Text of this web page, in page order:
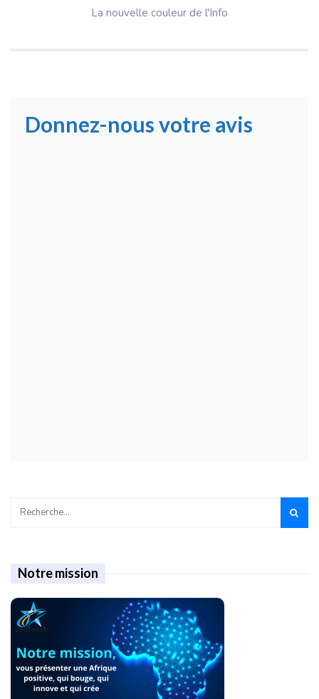
La nouvelle couleur de l'Info
Donnez-nous votre avis
Notre mission